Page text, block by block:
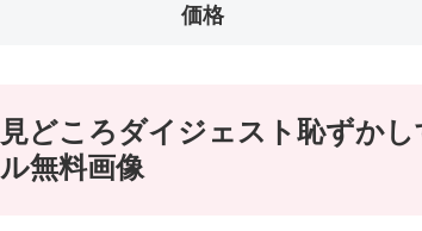
価格
見どころダイジェスト恥ずか
ル無料画像